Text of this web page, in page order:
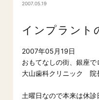
2007.05.19
インプラント
2007年05月19日
おもてなしの街、銀座で
大山歯科クリニック 院
土曜日なので本来は休